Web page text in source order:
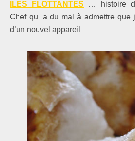
ILES FLOTTANTES … histoire
Chef qui a du mal à admettre que
d’un nouvel appareil